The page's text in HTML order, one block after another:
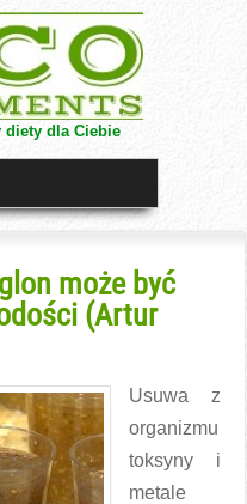
diety dla Ciebie
może być
(Artur
Usuwa z
organizmu
toksyny i
metale